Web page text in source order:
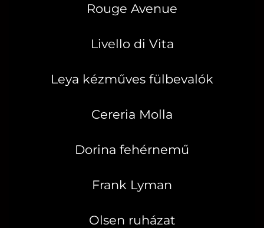
Rouge Avenue
Livello di Vita
Leya kézműves fülbevalók
Cereria Molla
Dorina fehérnemű
Frank Lyman
Olsen ruházat